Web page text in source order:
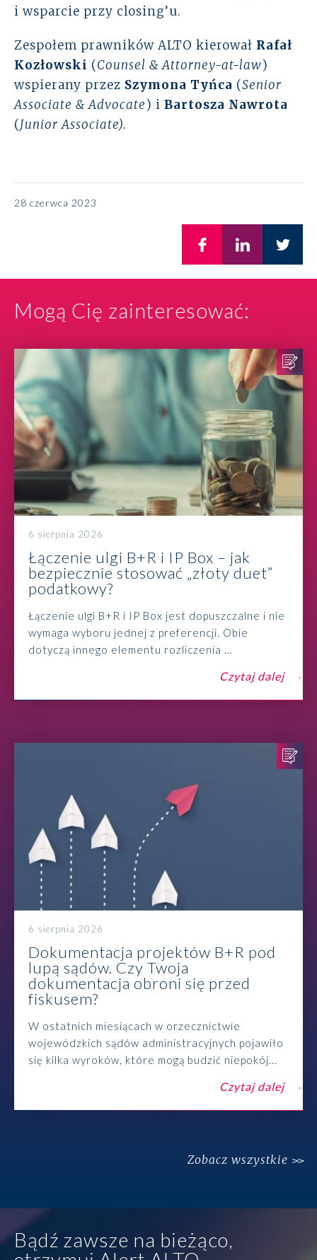
i wsparcie przy closing’u.
Zespołem prawników ALTO kierował Rafał
Kozłowski (Counsel & Attorney-at-law)
wspierany przez Szymona Tyńca (Senior
Associate & Advocate) i Bartosza Nawrota
(Junior Associate).
28 czerwca 2023
Mogą Cię zainteresować:
6 sierpnia 2026
Łączenie ulgi B+R i IP Box – jak
bezpiecznie stosować „złoty duet”
podatkowy?
Łączenie ulgi B+R i IP Box jest dopuszczalne i nie
wymaga wyboru jednej z preferencji. Obie
dotyczą innego elementu rozliczenia ...
Czytaj dalej
6 sierpnia 2026
Dokumentacja projektów B+R pod
lupą sądów. Czy Twoja
dokumentacja obroni się przed
fiskusem?
W ostatnich miesiącach w orzecznictwie
wojewódzkich sądów administracyjnych pojawiło
się kilka wyroków, które mogą budzić niepokój...
Czytaj dalej
Zobacz wszystkie
Bądź zawsze na bieżąco,